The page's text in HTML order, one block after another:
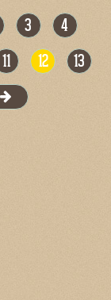
3
4
11 12
13